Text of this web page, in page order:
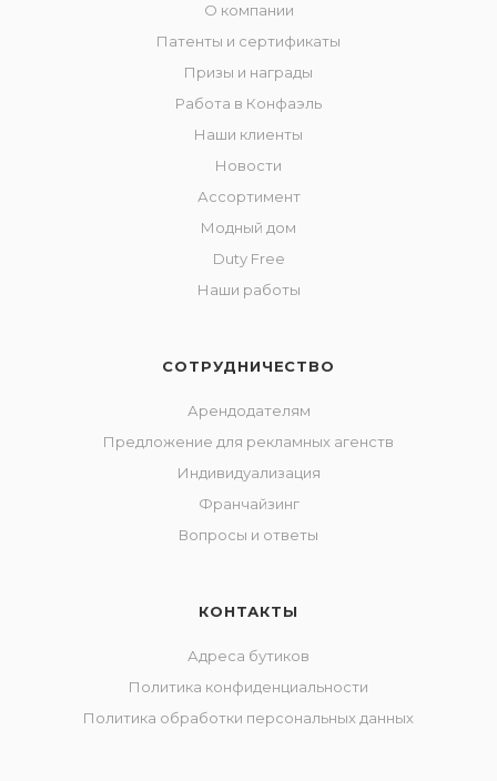
О компании
Патенты и сертификаты
Призы и награды
Работа в Конфаэль
Наши клиенты
Новости
Ассортимент
Модный дом
Duty Free
Наши работы
СОТРУДНИЧЕСТВО
Арендодателям
Предложение для рекламных агенств
Индивидуализация
Франчайзинг
Вопросы и ответы
КОНТАКТЫ
Адреса бутиков
Политика конфиденциальности
Политика обработки персональных данных